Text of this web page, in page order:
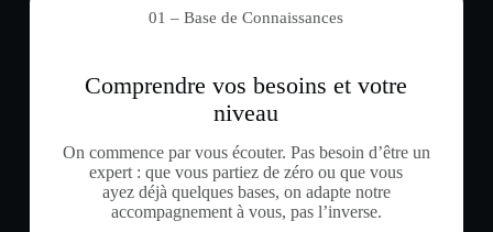
01 – Base de Connaissances
Comprendre vos besoins et votre
niveau
On commence par vous écouter. Pas besoin d’être un
expert : que vous partiez de zéro ou que vous
ayez déjà quelques bases, on adapte notre
accompagnement à vous, pas l’inverse.